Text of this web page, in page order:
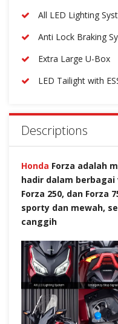
All LED Lighting
Anti Lock Braking
Extra Large U-Box
LED Tailight with
Descriptions
Honda Forza adalah
hadir dalam berbagai
Forza 250, dan Forza
sporty dan mewah,
canggih